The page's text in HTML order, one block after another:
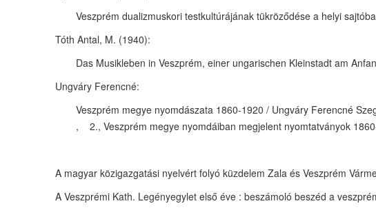
Veszprém dualizmuskori testkultúrájának tükröződése a helyi
Tóth Antal, M. (1940):
Das Musikleben in Veszprém, einer ungarischen Kleinstadt am
Ungváry Ferencné:
Veszprém megye nyomdászata 1860-1920 / Ungváry Ferencné
, 2., Veszprém megye nyomdáiban megjelent nyomtatványok
A magyar közigazgatási nyelvért folyó küzdelem Zala és Veszprém
A Veszprémi Kath. Legényegylet első éve : beszámoló beszéd a